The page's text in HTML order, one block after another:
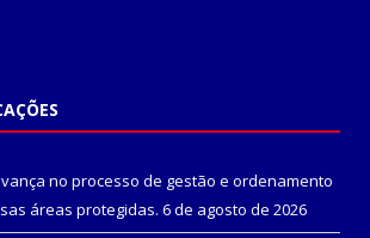
no processo de gestão e ordenamento
áreas protegidas. 6 de agosto de 2026